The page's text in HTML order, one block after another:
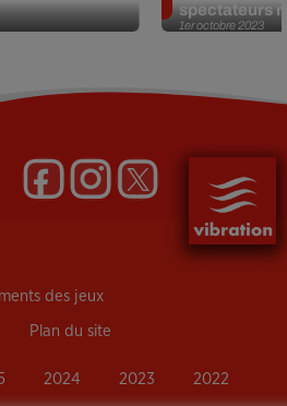
1er octobre 2023
spectateurs
des jeux
Plan du site
2024 2023 2022